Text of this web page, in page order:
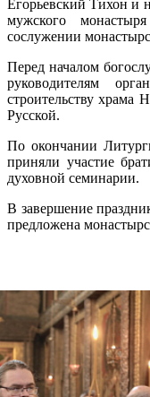
Егорьевский Тихон и
мужского
сослужении
Перед началом
руководителям
строительству храма
Русской.
По окончании
приняли участие
духовной семинарии.
В завершение
предложена
Распечатать
Фото